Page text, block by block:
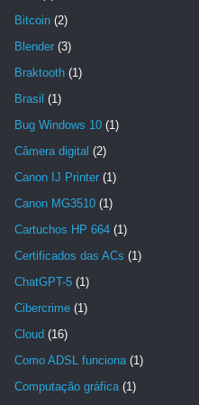
Bitcoin (2)
Blender (3)
Braktooth (1)
Brasil (1)
Bug Windows 10 (1)
Câmera digital (2)
Canon IJ Printer (1)
Canon MG3510 (1)
Cartuchos HP 664 (1)
Certificados das ACs (1)
ChatGPT-5 (1)
Cibercrime (1)
Cloud (16)
Como ADSL funciona (1)
Computação gráfica (1)